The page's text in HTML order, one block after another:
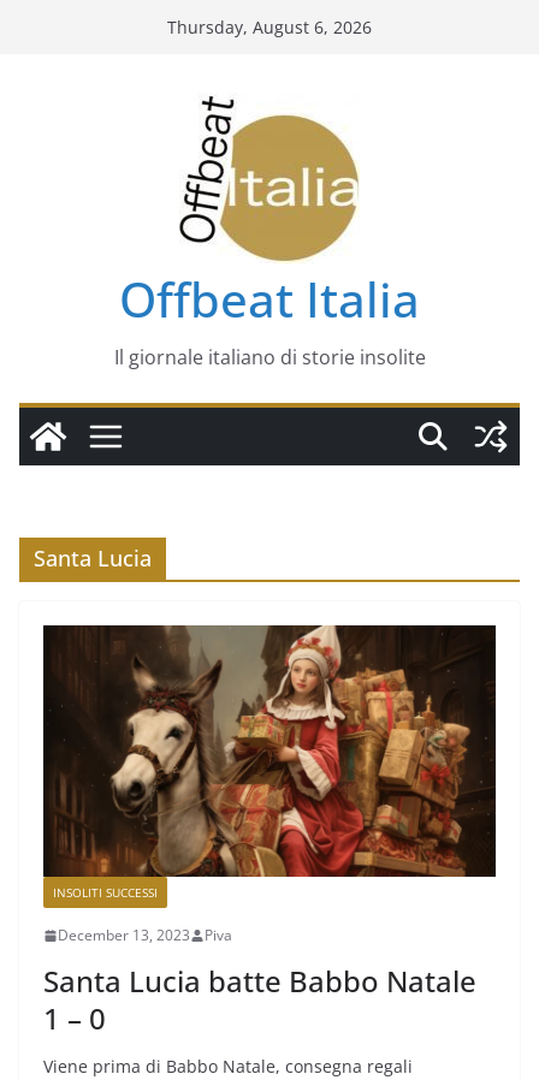
Thursday, August 6, 2026
Offbeat Italia
Il giornale italiano di storie insolite
Santa Lucia
INSOLITI SUCCESSI
December 13, 2023 Piva
Santa Lucia batte Babbo Natale
1 – 0
Viene prima di Babbo Natale, consegna regali